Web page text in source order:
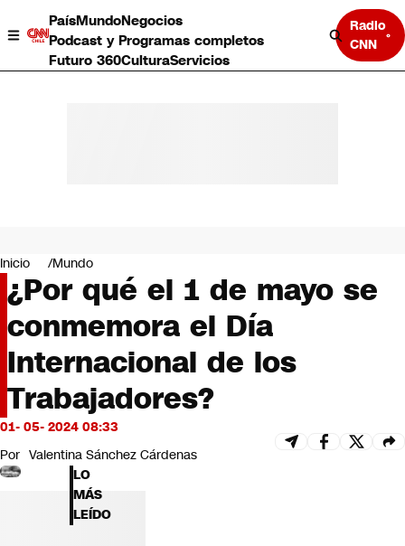
PaísMundoNegocios
Podcast y Programas completos
Futuro 360CulturaServicios
Radio
CNN
Negocios
Deportes
Programas completos
Cultura
Servicios
Bits
CNN tiempo
Futuro 360
Inicio Mundo
¿Por qué el 1 de mayo se
conmemora el Día
Internacional de los
Trabajadores?
01- 05- 2024 08:33
Por Valentina Sánchez Cárdenas
LO
MÁS
LEÍDO